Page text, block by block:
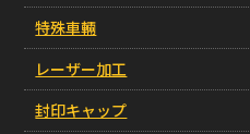
特殊車輛
レーザー加工
封印キャップ